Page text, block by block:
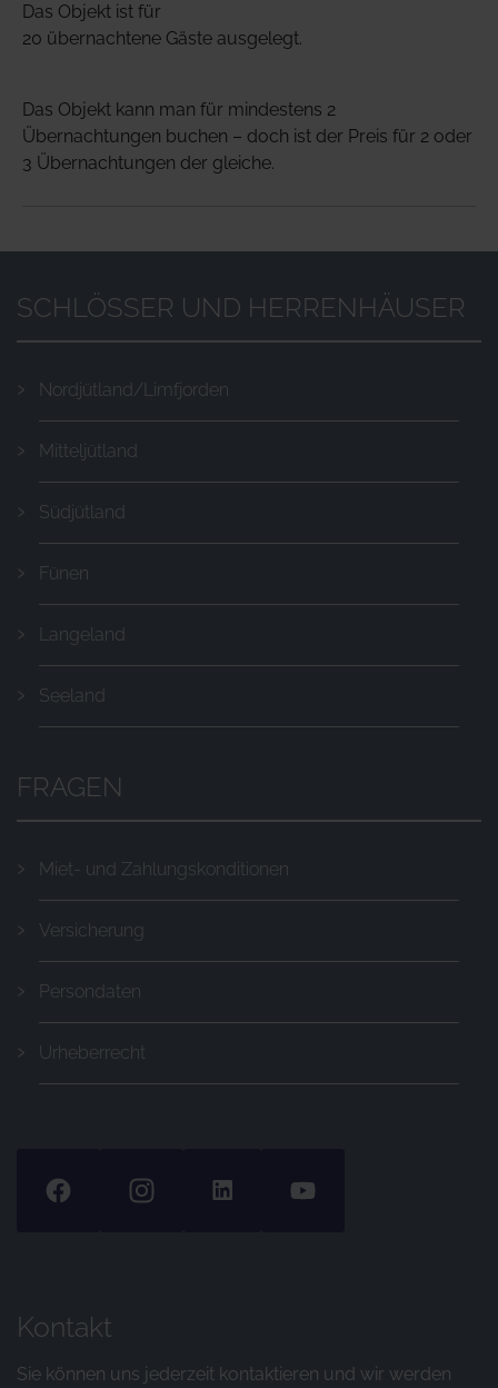
Das Objekt ist für
20 übernachtene Gäste ausgelegt.
Das Objekt kann man für mindestens 2
Übernachtungen buchen – doch ist der Preis für 2 oder
3 Übernachtungen der gleiche.
SCHLÖSSER UND HERRENHÄUSER
Nordjütland/Limfjorden
Mitteljütland
Südjütland
Fünen
Langeland
Seeland
FRAGEN
Miet- und Zahlungskonditionen
Versicherung
Persondaten
Urheberrecht
Kontakt
Sie können uns jederzeit kontaktieren und wir werden